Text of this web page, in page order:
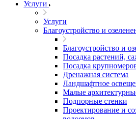
Услуги
Услуги
Благоустройство и
Благоустройство и
Посадка растений,
Посадка
Дренажная система
Ландшафтное
Малые
Подпорные стенки
Проектирование и